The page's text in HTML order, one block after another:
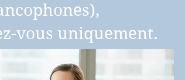
vous uniquement.